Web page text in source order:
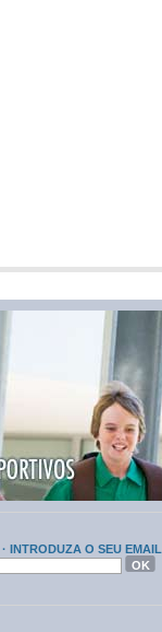
· INTRODUZA O SEU EMAIL